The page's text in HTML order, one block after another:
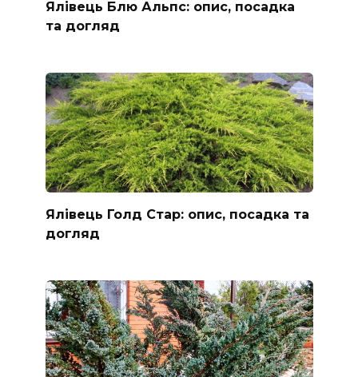
Ялівець Блю Альпс: опис, посадка
та догляд
Ялівець Голд Стар: опис, посадка та
догляд